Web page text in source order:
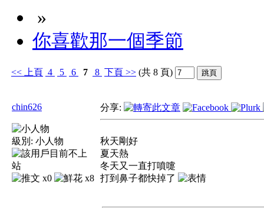
»
你喜歡那一個季節
<< 上頁 4 5 6 7 8 下頁 >> (共 8 頁)
chin626
級別: 小人物
x0 x8
分享:
秋天剛好
夏天熱
冬天又一直打噴嚏
打到鼻子都快掉了